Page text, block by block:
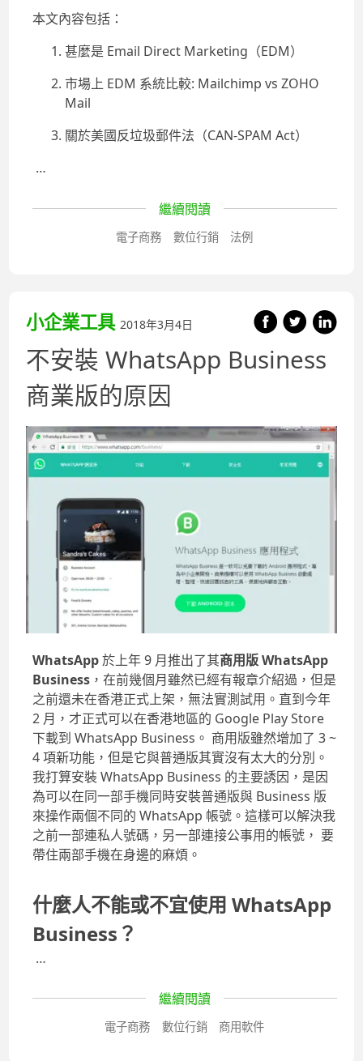
本文內容包括：
甚麼是 Email Direct Marketing（EDM）
市場上 EDM 系統比較: Mailchimp vs ZOHO
Mail
關於美國反垃圾郵件法（CAN-SPAM Act）
…
繼續閱讀
電子商務 數位行銷 法例
小企業工具 2018年3月4日
不安裝 WhatsApp Business
商業版的原因
WhatsApp於上年 9 月推出了其商用版 WhatsApp
Business ，在前幾個月雖然已經有報章介紹過，但是
之前還未在香港正式上架，無法實測試用。直到今年
2 月，才正式可以在香港地區的 Google Play Store
下載到 WhatsApp Business。 商用版雖然增加了 3 ~
4 項新功能，但是它與普通版其實沒有太大的分別。
我打算安裝 WhatsApp Business 的主要誘因，是因
為可以在同一部手機同時安裝普通版與 Business 版
來操作兩個不同的 WhatsApp 帳號。這樣可以解決我
之前一部連私人號碼，另一部連接公事用的帳號， 要
帶住兩部手機在身邊的麻煩。
什麼人不能或不宜使用 WhatsApp
Business？
…
繼續閱讀
電子商務 數位行銷 商用軟件